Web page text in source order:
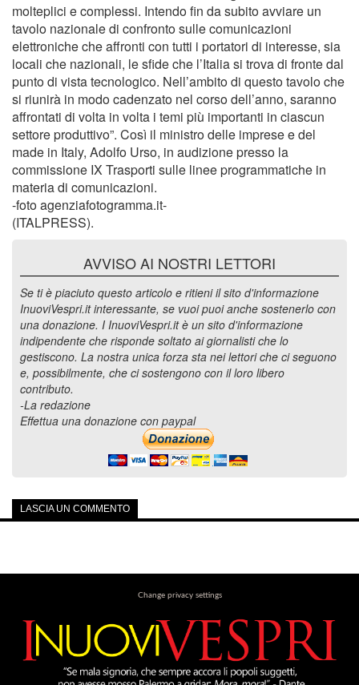
molteplici e complessi. Intendo fin da subito avviare un
tavolo nazionale di confronto sulle comunicazioni
elettroniche che affronti con tutti i portatori di interesse, sia
locali che nazionali, le sfide che l’Italia si trova di fronte dal
punto di vista tecnologico. Nell’ambito di questo tavolo che
si riunirà in modo cadenzato nel corso dell’anno, saranno
affrontati di volta in volta i temi più importanti in ciascun
settore produttivo”. Così il ministro delle imprese e del
made in Italy, Adolfo Urso, in audizione presso la
commissione IX Trasporti sulle linee programmatiche in
materia di comunicazioni.
-foto agenziafotogramma.it-
(ITALPRESS).
AVVISO AI NOSTRI LETTORI
Se ti è piaciuto questo articolo e ritieni il sito d'informazione
InuoviVespri.it interessante, se vuoi puoi anche sostenerlo con
una donazione. I InuoviVespri.it è un sito d'informazione
indipendente che risponde soltato ai giornalisti che lo
gestiscono. La nostra unica forza sta nei lettori che ci seguono
e, possibilmente, che ci sostengono con il loro libero
contributo.
-La redazione
Effettua una donazione con paypal
LASCIA UN COMMENTO
Change privacy settings